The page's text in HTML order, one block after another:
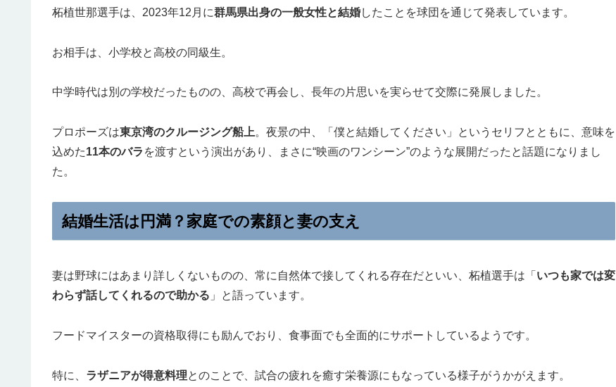
柘植世那選手は、2023年12月に群馬県出身の一般女性と結婚したことを球団を通じて発表しています。
お相手は、小学校と高校の同級生。
中学時代は別の学校だったものの、高校で再会し、長年の片思いを実らせて交際に発展しました。
プロポーズは東京湾のクルージング船上。夜景の中、「僕と結婚してください」というセリフとともに、意味を
込めた11本のバラ を渡すという演出があり、まさに“映画のワンシーン”のような展開だったと話題になりまし
た。
結婚生活は円満？家庭での素顔と妻の支え
妻は野球にはあまり詳しくないものの、常に自然体で接してくれる存在だといい、柘植選手は「 いつも家では変
わらず話してくれるので助かる 」と語っています。
フードマイスターの資格取得にも励んでおり、食事面でも全面的にサポートしているようです。
特に、 ラザニアが得意料理とのことで、試合の疲れを癒す栄養源にもなっている様子がうかがえます。